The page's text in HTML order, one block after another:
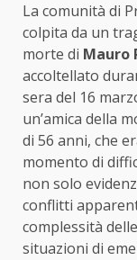
La comunità di
colpita da un
morte di Mauro
accoltellato
sera del 16
un’amica della
di 56 anni, che
momento di
non solo
conflitti
complessità
situazioni di